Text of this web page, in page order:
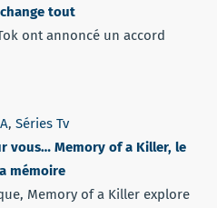
tout
ont annoncé un accord
, Séries Tv
vous… Memory of a Killer, le
mémoire
Memory of a Killer explore